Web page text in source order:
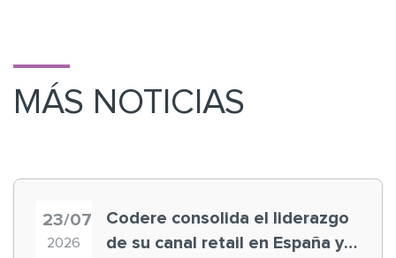
MÁS NOTICIAS
23/07
2026
Codere consolida el liderazgo
de su canal retail en España y